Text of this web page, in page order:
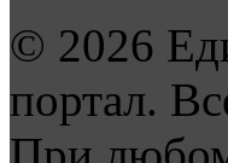
© 2026
портал.